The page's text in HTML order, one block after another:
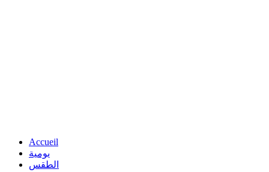
Accueil
يومية
الطقس